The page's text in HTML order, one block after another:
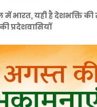
में भारत, यही है देशभक्ति की
प्रदेशवासियों